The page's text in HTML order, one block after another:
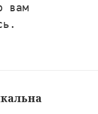
вам
.